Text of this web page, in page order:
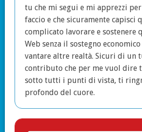
tu che mi segui e mi apprezzi
faccio e che sicuramente capisci
complicato lavorare e sostenere
Web senza il sostegno
vantare altre realtà. Sicuri di un
contributo che per me vuol dire
sotto tutti i punti di vista, ti
profondo del cuore.